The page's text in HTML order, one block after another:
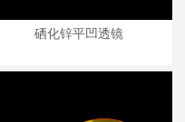
硒化锌平凹透镜